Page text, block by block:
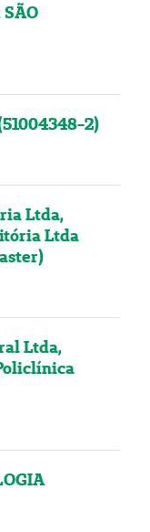
2)
Ltda,
Ltda
Ltda,